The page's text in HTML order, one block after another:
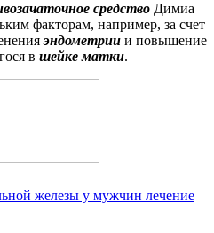
средство Димиа
факторам, например, за счет
эндометрии и повышение
в шейке матки.
железы у мужчин лечение